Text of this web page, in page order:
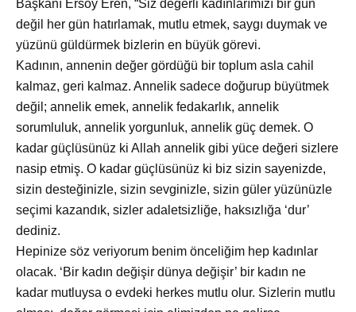
Başkanı Ersoy Eren, “Siz değerli kadınlarımızı bir gün
değil her gün hatırlamak, mutlu etmek, saygı duymak ve
yüzünü güldürmek bizlerin en büyük görevi.
Kadının, annenin değer gördüğü bir toplum asla cahil
kalmaz, geri kalmaz. Annelik sadece doğurup büyütmek
değil; annelik emek, annelik fedakarlık, annelik
sorumluluk, annelik yorgunluk, annelik güç demek. O
kadar güçlüsünüz ki Allah annelik gibi yüce değeri sizlere
nasip etmiş. O kadar güçlüsünüz ki biz sizin sayenizde,
sizin desteğinizle, sizin sevginizle, sizin güler yüzünüzle
seçimi kazandık, sizler adaletsizliğe, haksızlığa ‘dur’
dediniz.
Hepinize söz veriyorum benim önceliğim hep kadınlar
olacak. ‘Bir kadın değişir dünya değişir’ bir kadın ne
kadar mutluysa o evdeki herkes mutlu olur. Sizlerin mutlu